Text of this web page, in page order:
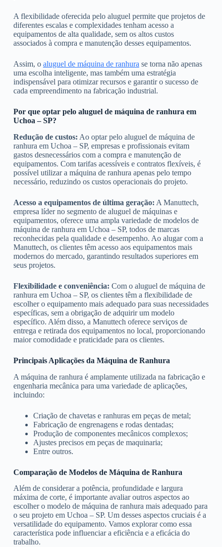
A flexibilidade oferecida pelo aluguel permite que projetos de
diferentes escalas e complexidades tenham acesso a
equipamentos de alta qualidade, sem os altos custos
associados à compra e manutenção desses equipamentos.
Assim, o aluguel de máquina de ranhura se torna não apenas
uma escolha inteligente, mas também uma estratégia
indispensável para otimizar recursos e garantir o sucesso de
cada empreendimento na fabricação industrial.
Por que optar pelo aluguel de máquina de ranhura em
Uchoa – SP?
Redução de custos: Ao optar pelo aluguel de máquina de
ranhura em Uchoa – SP, empresas e profissionais evitam
gastos desnecessários com a compra e manutenção de
equipamentos. Com tarifas acessíveis e contratos flexíveis, é
possível utilizar a máquina de ranhura apenas pelo tempo
necessário, reduzindo os custos operacionais do projeto.
Acesso a equipamentos de última geração: A Manuttech,
empresa líder no segmento de aluguel de máquinas e
equipamentos, oferece uma ampla variedade de modelos de
máquina de ranhura em Uchoa – SP, todos de marcas
reconhecidas pela qualidade e desempenho. Ao alugar com a
Manuttech, os clientes têm acesso aos equipamentos mais
modernos do mercado, garantindo resultados superiores em
seus projetos.
Flexibilidade e conveniência: Com o aluguel de máquina de
ranhura em Uchoa – SP, os clientes têm a flexibilidade de
escolher o equipamento mais adequado para suas necessidades
específicas, sem a obrigação de adquirir um modelo
específico. Além disso, a Manuttech oferece serviços de
entrega e retirada dos equipamentos no local, proporcionando
maior comodidade e praticidade para os clientes.
Principais Aplicações da Máquina de Ranhura
A máquina de ranhura é amplamente utilizada na fabricação e
engenharia mecânica para uma variedade de aplicações,
incluindo:
Criação de chavetas e ranhuras em peças de metal;
Fabricação de engrenagens e rodas dentadas;
Produção de componentes mecânicos complexos;
Ajustes precisos em peças de maquinaria;
Entre outros.
Comparação de Modelos de Máquina de Ranhura
Além de considerar a potência, profundidade e largura
máxima de corte, é importante avaliar outros aspectos ao
escolher o modelo de máquina de ranhura mais adequado para
o seu projeto em Uchoa – SP. Um desses aspectos cruciais é a
versatilidade do equipamento. Vamos explorar como essa
característica pode influenciar a eficiência e a eficácia do
trabalho.